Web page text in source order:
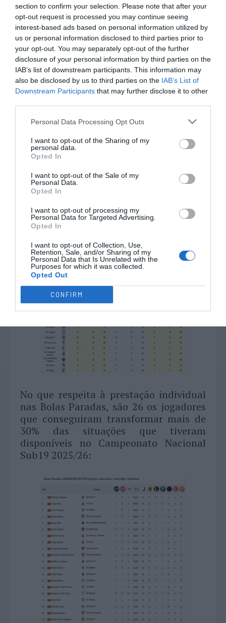
section to confirm your selection. Please note that after your
opt-out request is processed you may continue seeing
interest-based ads based on personal information utilized by
us or personal information disclosed to third parties prior to
your opt-out. You may separately opt-out of the further
disclosure of your personal information by third parties on the
IAB’s list of downstream participants. This information may
also be disclosed by us to third parties on the IAB’s List of
Downstream Participants that may further disclose it to other
Personal Data Processing Opt Outs
I want to opt-out of the Sharing of my
personal data.
Opted In
I want to opt-out of the Sale of my
Personal Data.
Opted In
I want to opt-out of processing my
Personal Data for Targeted Advertising.
Opted In
I want to opt-out of Collection, Use,
Retention, Sale, and/or Sharing of my
Personal Data that Is Unrelated with the
Purposes for which it was collected.
Opted Out
CONFIRM
de pista mais Bolas Paradas
transformaram em golos (cerca de 50%
das tentativas) no Campeonato
Nacional Sub19 2025/26:
Enquanto isso, SL Benfica e FC Porto
foram as equipas cujos guarda-redes
mais defenderam as situações de Bolas
Paradas (94% das ocasiões) no
Campeonato Nacional Sub19 2025-26:
No que respeita à prestação individual
nas Bolas Paradas, são 26 os jogadores
que conseguiram transformar mais de
30% das situações que tiveram
disponíveis no Campeonato Nacional
Sub19 2025/26: